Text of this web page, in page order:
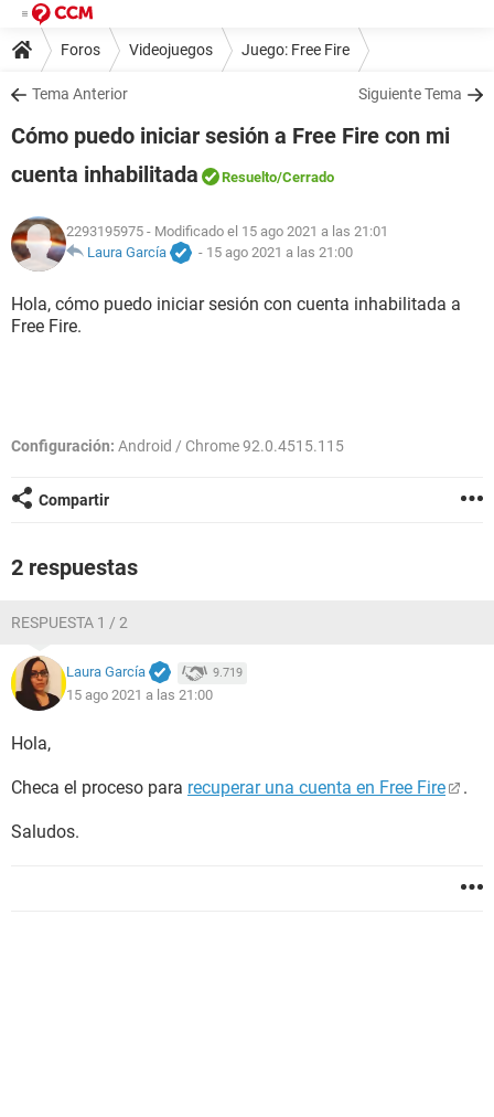
Foros Videojuegos Juego: Free Fire
Tema Anterior Siguiente Tema
Cómo puedo iniciar sesión a Free Fire con mi
cuenta inhabilitada
Resuelto/Cerrado
2293195975 - Modificado el 15 ago 2021 a las 21:01
Laura García
- 15 ago 2021 a las 21:00
Hola, cómo puedo iniciar sesión con cuenta inhabilitada a
Free Fire.
Configuración: Android / Chrome 92.0.4515.115
Compartir
2 respuestas
RESPUESTA 1 / 2
Laura García 9.719
15 ago 2021 a las 21:00
Hola,
Checa el proceso para recuperar una cuenta en Free Fire .
Saludos.